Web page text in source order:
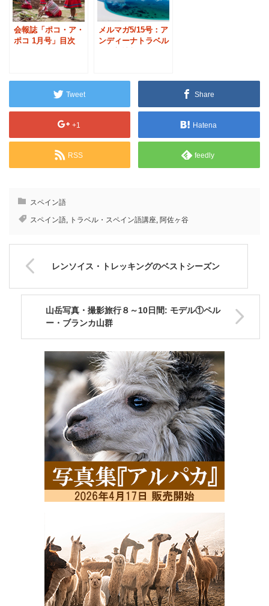
会報誌「ポコ・ア・
ポコ 1月号」目次
メルマガ5/15号：ア
ンディーナトラベル
Tweet Share
+1 Hatena
RSS feedly
スペイン語
スペイン語, トラベル・スペイン語講座, 阿佐ヶ谷
レンソイス・トレッキングのベストシーズン
山岳写真・撮影旅行８～10日間: モデル①ペル
ー・ブランカ山群